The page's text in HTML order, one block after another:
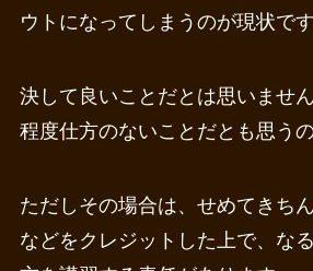
ウトになってしまうのが現状です
決して良いことだとは思いませ
程度仕方のないことだとも思うの
ただしその場合は、せめてきち
などをクレジットした上で、な